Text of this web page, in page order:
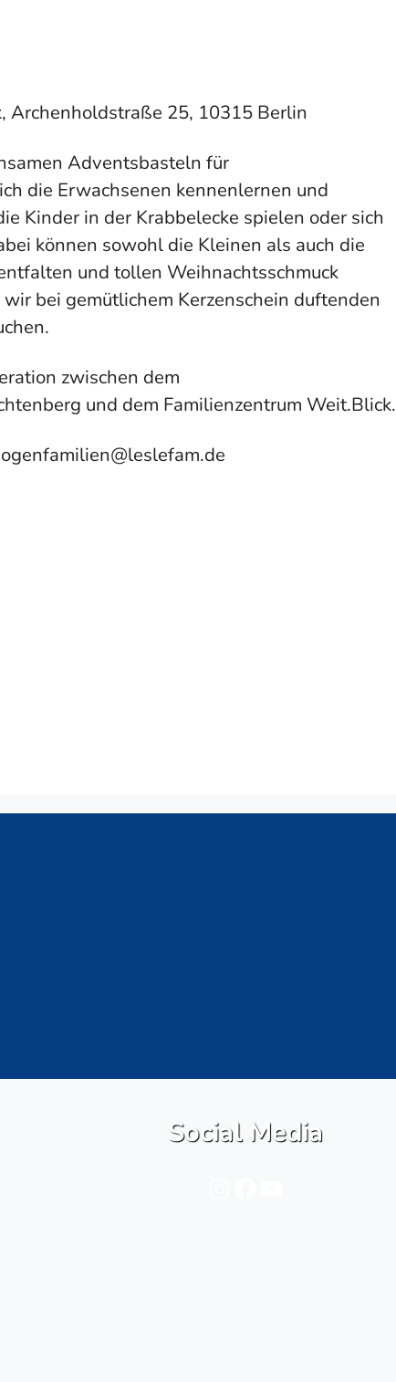
Archenholdstraße 25, 10315 Berlin
Adventsbasteln für
die Erwachsenen kennenlernen und
Kinder in der Krabbelecke spielen oder sich
können sowohl die Kleinen als auch die
und tollen Weihnachtsschmuck
bei gemütlichem Kerzenschein duftenden
zwischen dem
und dem Familienzentrum Weit.Blick.
Social Media